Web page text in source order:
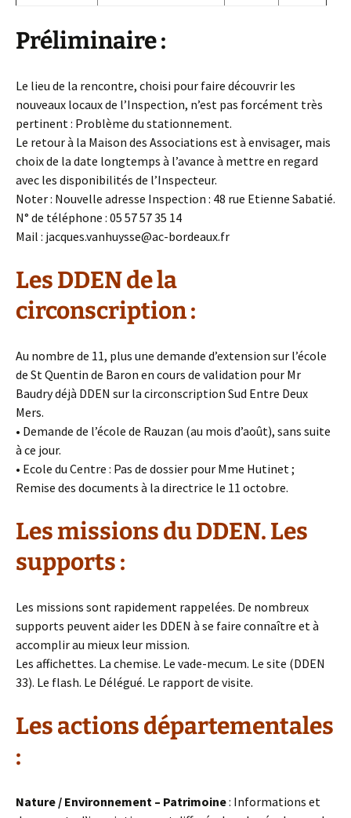
Préliminaire :
Le lieu de la rencontre, choisi pour faire découvrir les
nouveaux locaux de l’Inspection, n’est pas forcément très
pertinent : Problème du stationnement.
Le retour à la Maison des Associations est à envisager, mais
choix de la date longtemps à l’avance à mettre en regard
avec les disponibilités de l’Inspecteur.
Noter : Nouvelle adresse Inspection : 48 rue Etienne Sabatié.
N° de téléphone : 05 57 57 35 14
Mail : jacques.vanhuysse@ac-bordeaux.fr
Les DDEN de la
circonscription :
Au nombre de 11, plus une demande d’extension sur l’école
de St Quentin de Baron en cours de validation pour Mr
Baudry déjà DDEN sur la circonscription Sud Entre Deux
Mers.
• Demande de l’école de Rauzan (au mois d’août), sans suite
à ce jour.
• Ecole du Centre : Pas de dossier pour Mme Hutinet ;
Remise des documents à la directrice le 11 octobre.
Les missions du DDEN. Les
supports :
Les missions sont rapidement rappelées. De nombreux
supports peuvent aider les DDEN à se faire connaître et à
accomplir au mieux leur mission.
Les affichettes. La chemise. Le vade-mecum. Le site (DDEN
33). Le flash. Le Délégué. Le rapport de visite.
Les actions départementales
:
Nature / Environnement – Patrimoine: Informations et